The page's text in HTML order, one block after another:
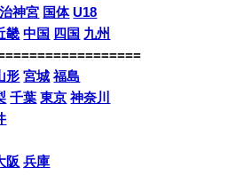
神宮 国体 U18
畿 中国 四国 九州
形 宮城 福島
千葉 東京 神奈川
阪 兵庫